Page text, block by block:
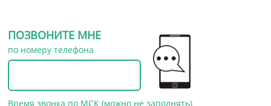
ПОЗВОНИТЕ МНЕ
по номеру телефона
Время звонка по МСК (можно не заполнять)